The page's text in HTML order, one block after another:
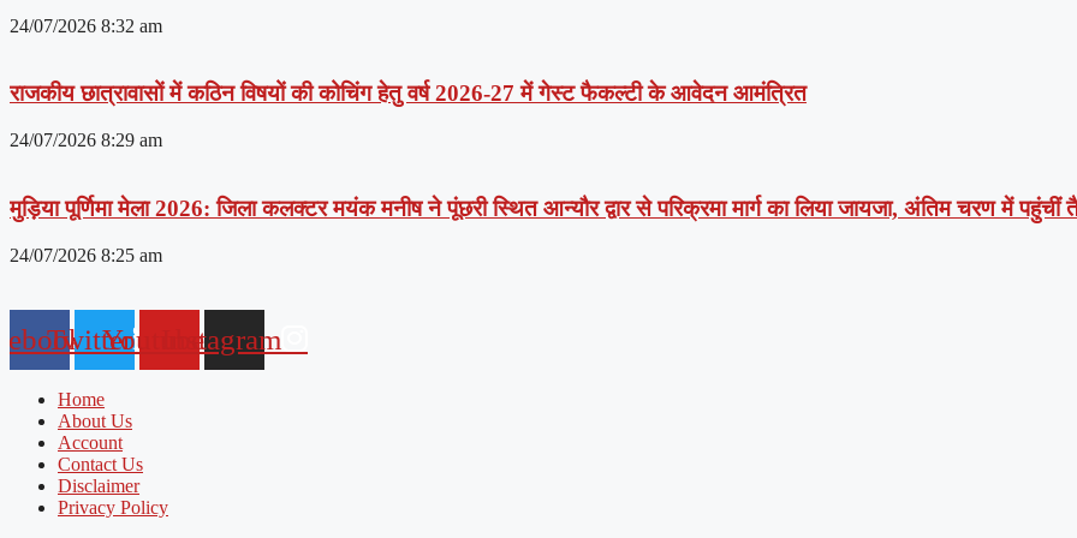
24/07/2026 8:32 am
राजकीय छात्रावासों में कठिन विषयों की कोचिंग हेतु वर्ष 2026-27 में गेस्ट फैकल्टी के आवेदन आमंत्रित
24/07/2026 8:29 am
मुड़िया पूर्णिमा मेला 2026: जिला कलक्टर मयंक मनीष ने पूंछरी स्थित आन्यौर द्वार से परिक्रमा मार्ग का लिया जायजा, अंतिम चरण में पहुंचीं
24/07/2026 8:25 am
TwitterYoutubeInstagram
Home
About Us
Account
Contact Us
Disclaimer
Privacy Policy